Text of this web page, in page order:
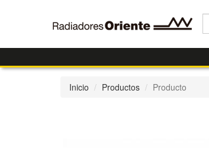
Inicio Productos Producto